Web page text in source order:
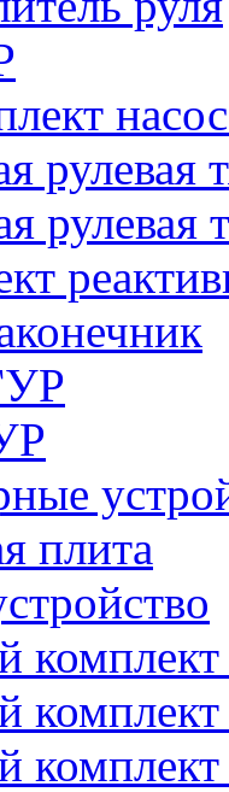
рулевая
рулевая
плита
комплект
комплект